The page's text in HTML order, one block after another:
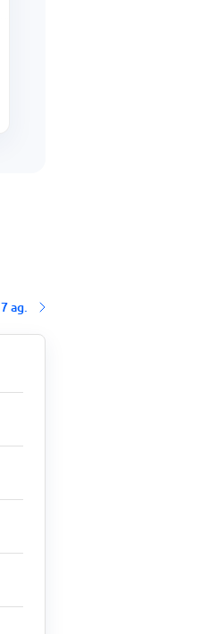
7 ag.